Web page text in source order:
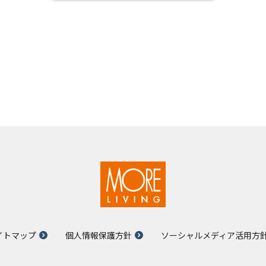
トマップ 個人情報保護方針 ソーシャルメディア活用方